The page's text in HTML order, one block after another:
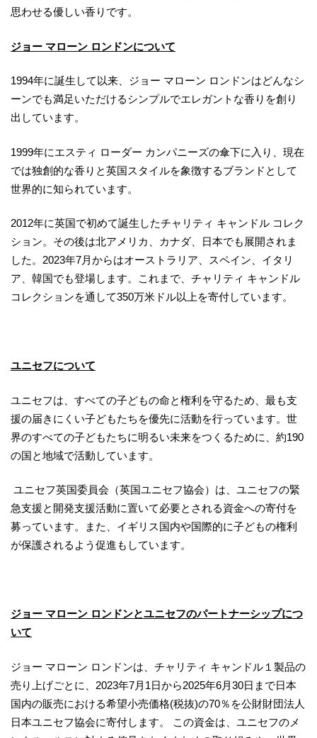
思わせる優しい香りです。
ジョー マローン ロンドンについて
1994年に誕生して以来、ジョー マローン ロンドンはどんなシ
ーンでも満足いただけるシンプルでエレガントな香りを創り
出しています。
1999年にエスティ ローダー カンパニーズの傘下に入り、現在
では独創的な香りと英国スタイルを象徴するブランドとして
世界的に知られています。
2012年に英国で初めて誕生したチャリティ キャンドル コレク
ション。その後は北アメリカ、カナダ、日本でも展開されま
した。2023年7月からはオーストラリア、スペイン、イタリ
ア、韓国でも登場します。これまで、チャリティ キャンドル
コレクションを通して350万米ドル以上を寄付しています。
ユニセフについて
ユニセフは、すべての子どもの命と権利を守るため、最も支
援の届きにくい子どもたちを優先に活動を行っています。世
界のすべての子どもたちに明るい未来をつくるために、約190
の国と地域で活動しています。
ユニセフ英国委員会（英国ユニセフ協会）は、ユニセフの緊
急支援と開発支援活動に置いて必要とされる資金への寄付を
募っています。また、イギリス国内や国際的に子どもの権利
が保護されるよう促進もしています。
ジョー マローン ロンドンとユニセフのパートナーシップにつ
いて
ジョー マローン ロンドンは、チャリティ キャンドル１製品の
売り上げごとに、2023年7月1日から2025年6月30日まで日本
国内の販売における希望小売価格(税抜)の70％を公財財団法人
日本ユニセフ協会に寄付します。 この資金は、ユニセフのメ